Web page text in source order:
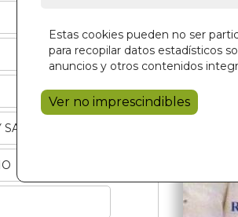
Estas cookies pueden no ser
para recopilar datos estadísticos
anuncios y otros contenidos
Ver no imprescindibles